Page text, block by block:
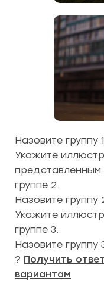
Назовите группу
Укажите
представленным
группе 2.
Назовите группу
Укажите
группе 3.
Назовите группу
? Получить
вариантам